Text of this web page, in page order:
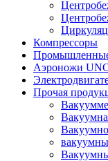
Компрессоры
Аэроножи
Прочая